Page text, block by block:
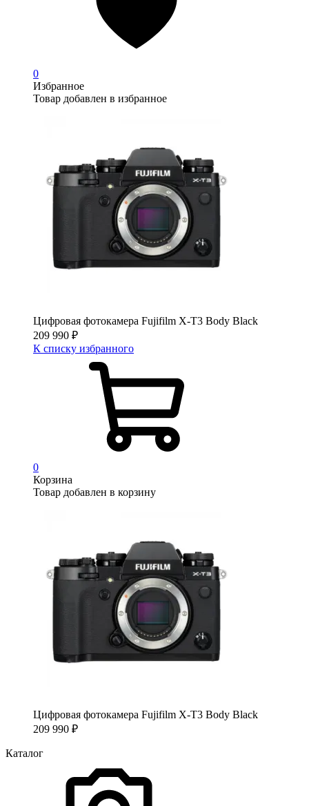
0
Избранное
Товар добавлен в избранное
Цифровая фотокамера Fujifilm X-T3 Body Black
209 990 ₽
К списку избранного
0
Корзина
Товар добавлен в корзину
Цифровая фотокамера Fujifilm X-T3 Body Black
209 990 ₽
Каталог